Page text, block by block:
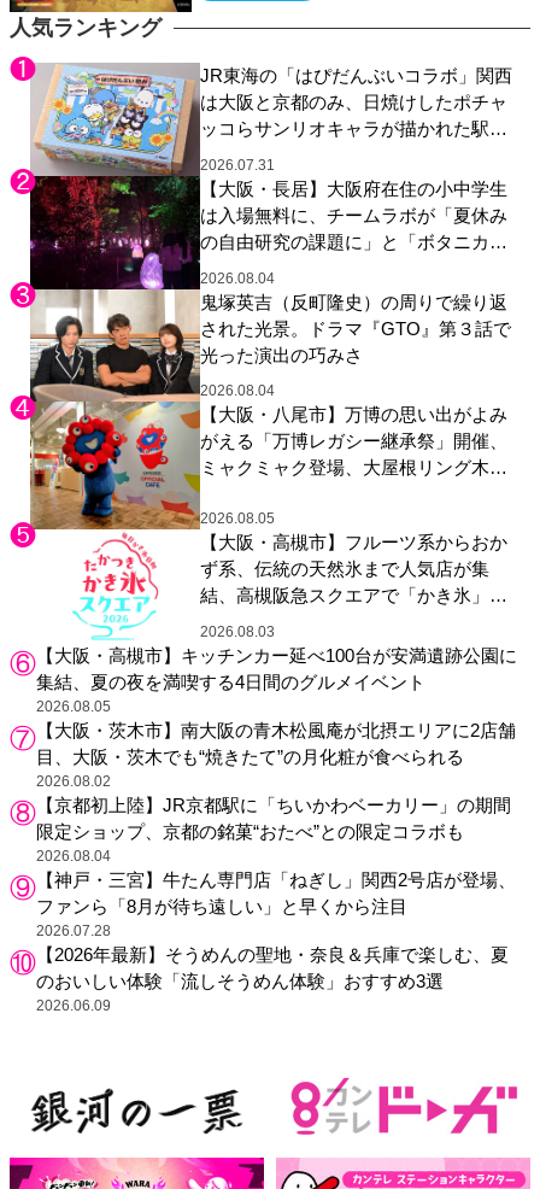
人気ランキング
JR東海の「はぴだんぶいコラボ」関西
は大阪と京都のみ、日焼けしたポチャ
ッコらサンリオキャラが描かれた駅弁
やグッズが登場
2026.07.31
【大阪・長居】大阪府在住の小中学生
は入場無料に、チームラボが「夏休み
の自由研究の課題に」と「ボタニカル
ガーデン 大阪」へ招待
2026.08.04
鬼塚英吉（反町隆史）の周りで繰り返
された光景。ドラマ『GTO』第３話で
光った演出の巧みさ
2026.08.04
【大阪・八尾市】万博の思い出がよみ
がえる「万博レガシー継承祭」開催、
ミャクミャク登場、大屋根リング木材
展示も
2026.08.05
【大阪・高槻市】フルーツ系からおか
ず系、伝統の天然氷まで人気店が集
結、高槻阪急スクエアで「かき氷」祭
り
2026.08.03
【大阪・高槻市】キッチンカー延べ100台が安満遺跡公園に
集結、夏の夜を満喫する4日間のグルメイベント
2026.08.05
【大阪・茨木市】南大阪の青木松風庵が北摂エリアに2店舗
目、大阪・茨木でも“焼きたて”の月化粧が食べられる
2026.08.02
【京都初上陸】JR京都駅に「ちいかわベーカリー」の期間
限定ショップ、京都の銘菓“おたべ”との限定コラボも
2026.08.04
【神戸・三宮】牛たん専門店「ねぎし」関西2号店が登場、
ファンら「8月が待ち遠しい」と早くから注目
2026.07.28
【2026年最新】そうめんの聖地・奈良＆兵庫で楽しむ、夏
のおいしい体験「流しそうめん体験」おすすめ3選
2026.06.09